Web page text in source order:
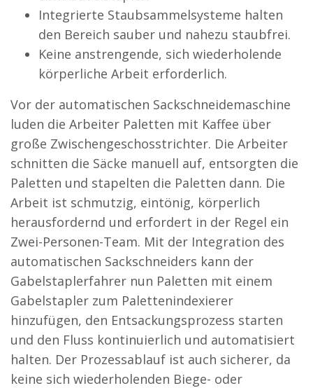
Integrierte Staubsammelsysteme halten
den Bereich sauber und nahezu staubfrei.
Keine anstrengende, sich wiederholende
körperliche Arbeit erforderlich.
Vor der automatischen Sackschneidemaschine
luden die Arbeiter Paletten mit Kaffee über
große Zwischengeschosstrichter. Die Arbeiter
schnitten die Säcke manuell auf, entsorgten die
Paletten und stapelten die Paletten dann. Die
Arbeit ist schmutzig, eintönig, körperlich
herausfordernd und erfordert in der Regel ein
Zwei-Personen-Team. Mit der Integration des
automatischen Sackschneiders kann der
Gabelstaplerfahrer nun Paletten mit einem
Gabelstapler zum Palettenindexierer
hinzufügen, den Entsackungsprozess starten
und den Fluss kontinuierlich und automatisiert
halten. Der Prozessablauf ist auch sicherer, da
keine sich wiederholenden Biege- oder